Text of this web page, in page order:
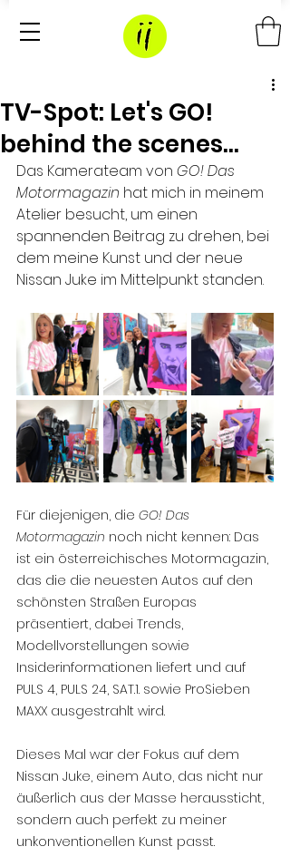
TV-Spot: Let's GO!
behind the scenes...
Das Kamerateam von GO! Das
Motormagazin hat mich in meinem
Atelier besucht, um einen
spannenden Beitrag zu drehen, bei
dem meine Kunst und der neue
Nissan Juke im Mittelpunkt standen.
Für diejenigen, die GO! Das
Motormagazin noch nicht kennen: Das
ist ein österreichisches Motormagazin,
das die die neuesten Autos auf den
schönsten Straßen Europas
präsentiert, dabei Trends,
Modellvorstellungen sowie
Insiderinformationen liefert und auf
PULS 4, PULS 24, SAT.1. sowie ProSieben
MAXX ausgestrahlt wird.
Dieses Mal war der Fokus auf dem
Nissan Juke, einem Auto, das nicht nur
äußerlich aus der Masse heraussticht,
sondern auch perfekt zu meiner
unkonventionellen Kunst passt.